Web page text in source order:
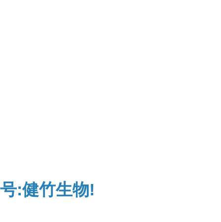
号:健竹生物!